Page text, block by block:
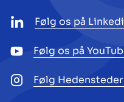
Følg os på
Følg os på
Følg